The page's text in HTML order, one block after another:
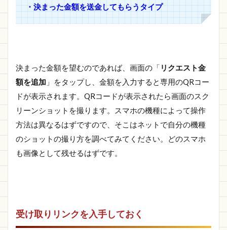
・決まった金額を送金してもらうタイプ
決まった金額を望むのであれば、画面の「 リクエスト金
額を追加 」をタップし、金額を入力すると専用のQRコー
ドが表示されます。QRコードが表示されたら画面のスク
リーンショットを撮ります。スマホの機種によって操作
方法は異なるはずですので、そこはネットで自分の機種
のショットの撮り方を調べてみてください。どのスマホ
も画像として残せるはずです。
受け取りリンクを入手しておく